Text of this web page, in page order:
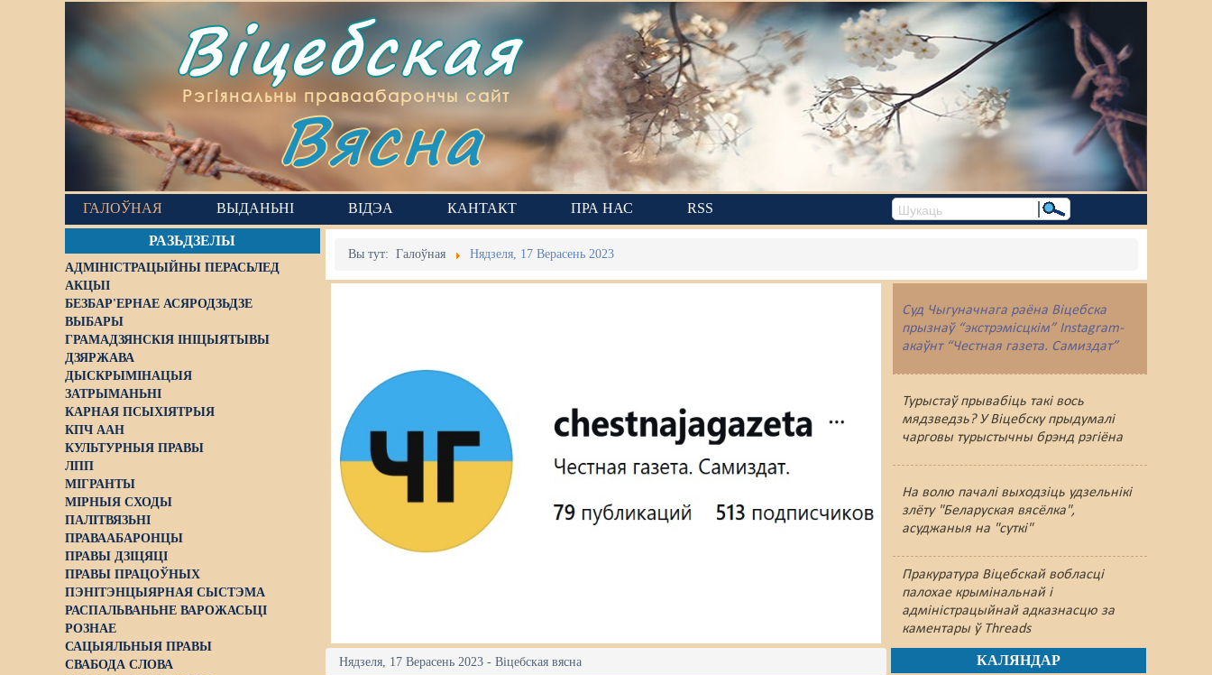
Віцебская
Рэгіянальны праваабарончы сайт
Вясна
ГАЛОЎНАЯ ВЫДАНЬНІ ВІДЭА КАНТАКТ ПРА НАС RSS
РАЗЬДЗЕЛЫ
АДМІНІСТРАЦЫЙНЫ ПЕРАСЬЛЕД
АКЦЫІ
БЕЗБАР'ЕРНАЕ АСЯРОДЗЬДЗЕ
ВЫБАРЫ
ГРАМАДЗЯНСКІЯ ІНІЦЫЯТЫВЫ
ДЗЯРЖАВА
ДЫСКРЫМІНАЦЫЯ
ЗАТРЫМАНЬНІ
КАРНАЯ ПСЫХІЯТРЫЯ
КПЧ ААН
КУЛЬТУРНЫЯ ПРАВЫ
ЛПП
МІГРАНТЫ
МІРНЫЯ СХОДЫ
ПАЛІТВЯЗЬНІ
ПРАВААБАРОНЦЫ
ПРАВЫ ДЗІЦЯЦІ
ПРАВЫ ПРАЦОЎНЫХ
ПЭНІТЭНЦЫЯРНАЯ СЫСТЭМА
РАСПАЛЬВАНЬНЕ ВАРОЖАСЬЦІ
РОЗНАЕ
САЦЫЯЛЬНЫЯ ПРАВЫ
СВАБОДА СЛОВА
Вы тут:Галоўная Нядзеля, 17 Верасень 2023
Суд Чыгуначнага раёна Віцебска
прызнаў “экстрэмісцкім” Instagram-
акаўнт “Честная газета. Самиздат”
Турыстаў прывабіць такі вось
мядзведзь? У Віцебску прыдумалі
чарговы турыстычны брэнд рэгіёна
На волю пачалі выходзіць удзельнікі
злёту "Беларуская вясёлка",
асуджаныя на "суткі"
Пракуратура Віцебскай вобласці
палохае крымінальнай і
адміністрацыйнай адказнасцю за
каментары ў Threads
Нядзеля, 17 Верасень 2023 - Віцебская вясна КАЛЯНДАР